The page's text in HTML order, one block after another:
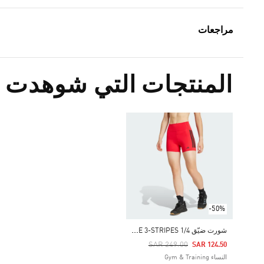
مراجعات
المنتجات التي شوهدت
-50%
ش
ورت ضيّق OPTIME 3-STRIPES 1/4
Price Reduced From
SAR 249.00
To SAR 124.50
النساء Gym & Training